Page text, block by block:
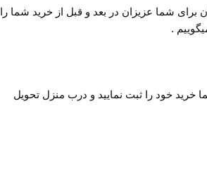
شما عزیزان در بعد و قبل از خرید شما را
.
با شما خرید خود را ثبت نمایید و درب منزل تحویل